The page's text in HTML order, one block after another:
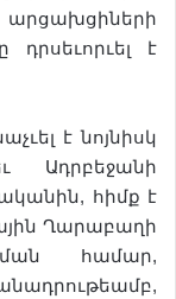
է
է նոյնիսկ
Ադրբեջանի
հիմք է
Ղարաբաղի
համար,